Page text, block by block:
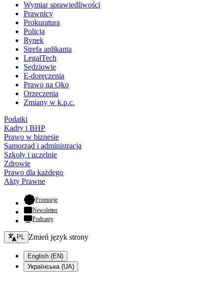
Wymiar sprawiedliwości
Prawnicy
Prokuratura
Policja
Rynek
Strefa aplikanta
LegalTech
Sędziowie
E-doręczenia
Prawo na Oko
Orzeczenia
Zmiany w k.p.c.
Podatki
Kadry i BHP
Prawo w biznesie
Samorząd i administracja
Szkoły i uczelnie
Zdrowie
Prawo dla każdego
Akty Prawne
Promocje- otwiera się w nowej karcie
Newsletter
Podcasty
Zmień język - bieżący:
PL Zmień język strony
English (EN)
Українська (UA)